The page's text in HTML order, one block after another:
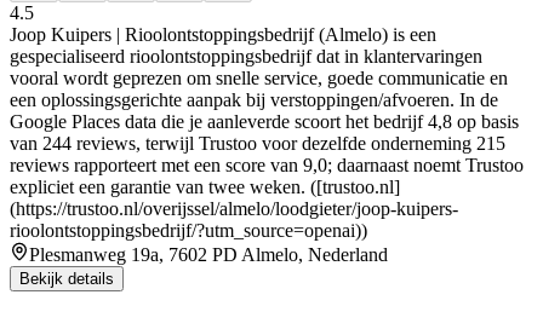
4.5
Joop Kuipers | Rioolontstoppingsbedrijf (Almelo) is een
gespecialiseerd rioolontstoppingsbedrijf dat in klantervaringen
vooral wordt geprezen om snelle service, goede communicatie en
een oplossingsgerichte aanpak bij verstoppingen/afvoeren. In de
Google Places data die je aanleverde scoort het bedrijf 4,8 op basis
van 244 reviews, terwijl Trustoo voor dezelfde onderneming 215
reviews rapporteert met een score van 9,0; daarnaast noemt Trustoo
expliciet een garantie van twee weken. ([trustoo.nl]
(https://trustoo.nl/overijssel/almelo/loodgieter/joop-kuipers-
rioolontstoppingsbedrijf/?utm_source=openai))
Plesmanweg 19a, 7602 PD Almelo, Nederland
Bekijk details